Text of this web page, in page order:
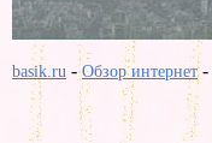
basik.ru -Обзор интернет-